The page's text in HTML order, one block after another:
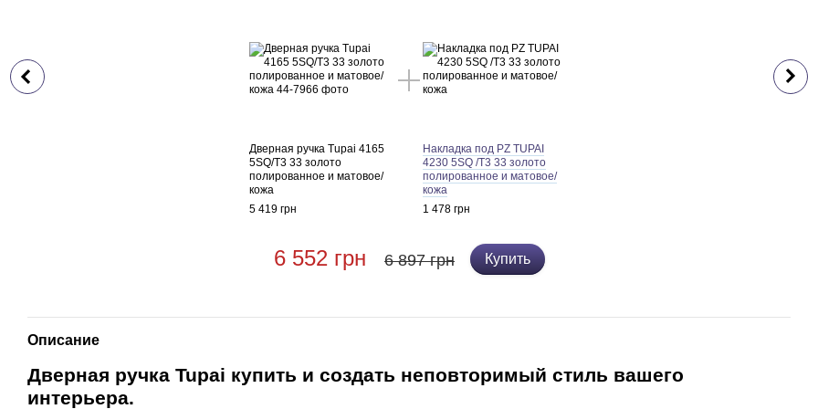
Дверная ручка Tupai 4165
5SQ/T3 33 золото
полированное и матовое/
кожа
5 419 грн
Накладка под PZ TUPAI
4230 5SQ /T3 33 золото
полированное и матовое/
кожа
1 478 грн
6 552 грн 6 897 грн Купить
Описание
Дверная ручка Tupai купить и создать неповторимый стиль вашего
интерьера.